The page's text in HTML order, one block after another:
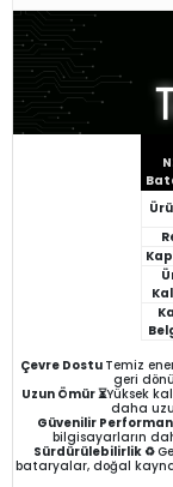
Çevre Dostu Temiz
geri
Uzun Ömür ⏳Yüksek
daha
Güvenilir
bilgisayarların
Sürdürülebilirlik ♻️
bataryalar, doğal